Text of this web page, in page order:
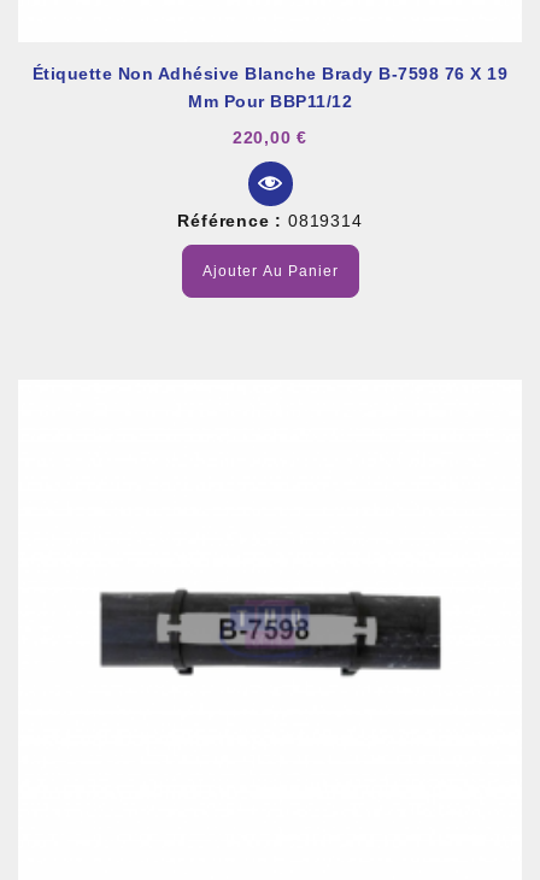
Étiquette Non Adhésive Blanche Brady B-7598 76 X 19
Mm Pour BBP11/12
220,00 €
Référence : 0819314
Ajouter Au Panier